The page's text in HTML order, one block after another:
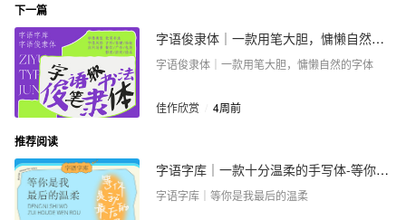
下一篇
字语俊隶体｜一款用笔大胆，慵懒自然的字体
字语俊隶体｜一款用笔大胆，慵懒自然的字体
佳作欣赏 4周前
推荐阅读
字语字库｜一款十分温柔的手写体-等你是我最后的温柔
字语字库｜等你是我最后的温柔